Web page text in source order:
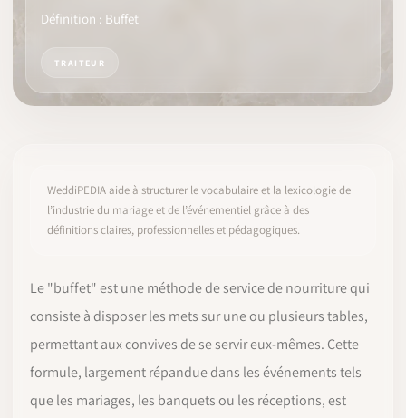
COMMENCER
Définition : Buffet
TRAITEUR
WeddiPEDIA aide à structurer le vocabulaire et la lexicologie de
l’industrie du mariage et de l’événementiel grâce à des
définitions claires, professionnelles et pédagogiques.
Le "buffet" est une méthode de service de nourriture qui
consiste à disposer les mets sur une ou plusieurs tables,
permettant aux convives de se servir eux-mêmes. Cette
formule, largement répandue dans les événements tels
que les mariages, les banquets ou les réceptions, est